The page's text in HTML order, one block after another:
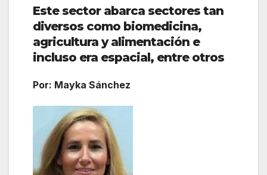
Este sector abarca sectores tan
diversos como biomedicina,
agricultura y alimentación e
incluso era espacial, entre otros
Por: Mayka Sánchez